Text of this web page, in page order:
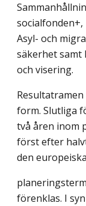
Asyl- och
säkerhet
och visering.
form. Slutliga
två åren inom
först efter
den europeiska
förenklas. I